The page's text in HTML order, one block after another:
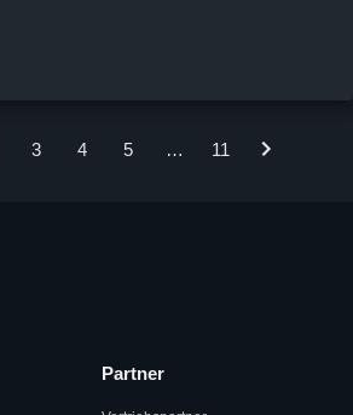
3 4 5 … 11
Partner